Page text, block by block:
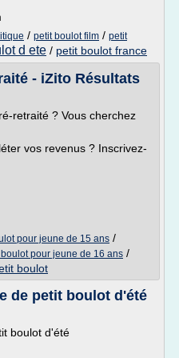
/ petit boulot film / petit
d ete / petit boulot france
- iZito Résultats
retraité ? Vous cherchez
vos revenus ? Inscrivez-
pour jeune de 15 ans /
pour jeune de 16 ans /
boulot
de petit boulot d'été
boulot d'été